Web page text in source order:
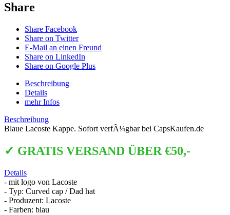
Share
Share Facebook
Share on Twitter
E-Mail an einen Freund
Share on LinkedIn
Share on Google Plus
Beschreibung
Details
mehr Infos
Beschreibung
Blaue Lacoste Kappe. Sofort verfÃ¼gbar bei CapsKaufen.de
✓ GRATIS VERSAND ÜBER €50,-
Details
- mit logo von Lacoste
- Typ: Curved cap / Dad hat
- Produzent: Lacoste
- Farben: blau